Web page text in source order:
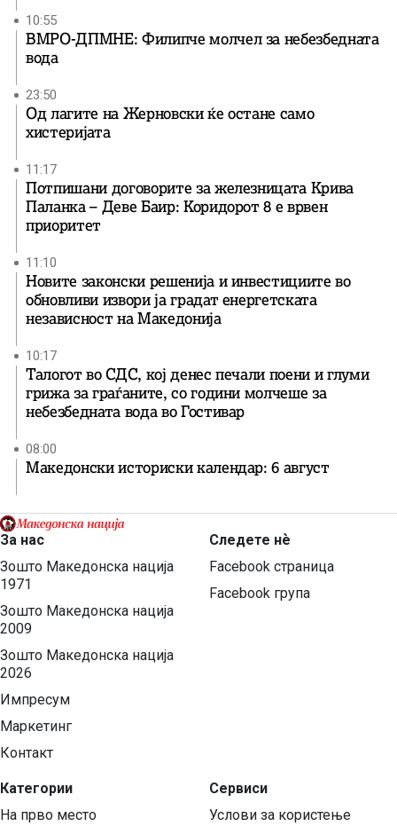
10:55
ВМРО-ДПМНЕ: Филипче молчел за небезбедната
вода
23:50
Од лагите на Жерновски ќе остане само
хистеријата
11:17
Потпишани договорите за железницата Крива
Паланка – Деве Баир: Коридорот 8 е врвен
приоритет
11:10
Новите законски решенија и инвестициите во
обновливи извори ја градат енергетската
независност на Македонија
10:17
Талогот во СДС, кој денес печали поени и глуми
грижа за граѓаните, со години молчеше за
небезбедната вода во Гостивар
08:00
Македонски историски календар: 6 август
За нас
Зошто Македонска нација
1971
Зошто Македонска нација
2009
Зошто Македонска нација
2026
Импресум
Маркетинг
Контакт
Категории
На прво место
Следете нѐ
Facebook страница
Facebook група
Сервиси
Услови за користење